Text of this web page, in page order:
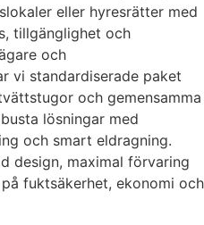
eller hyresrätter med
tillgänglighet och
och
vi standardiserade paket
och gemensamma
lösningar med
och smart eldragning.
design, maximal förvaring
fuktsäkerhet, ekonomi och